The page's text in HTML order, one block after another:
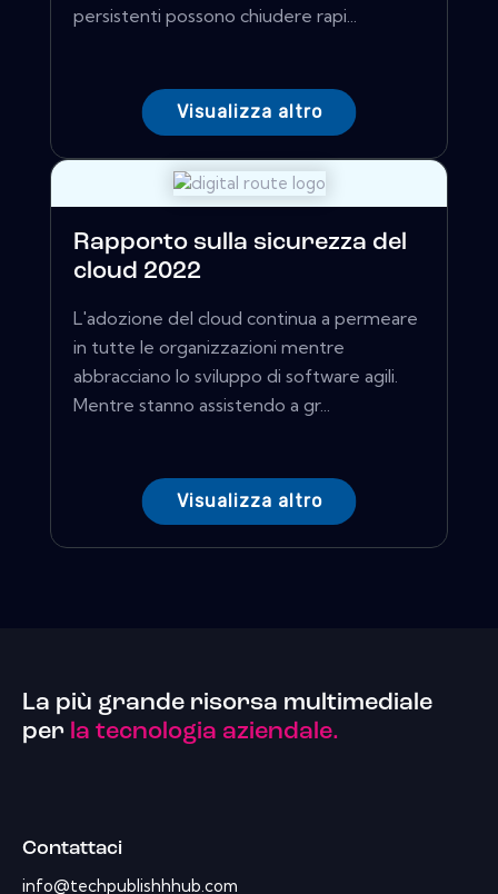
persistenti possono chiudere rapi...
Visualizza altro
Rapporto sulla sicurezza del
cloud 2022
L'adozione del cloud continua a permeare
in tutte le organizzazioni mentre
abbracciano lo sviluppo di software agili.
Mentre stanno assistendo a gr...
Visualizza altro
La più grande risorsa multimediale
per la tecnologia aziendale.
Contattaci
info@techpublishhhub.com